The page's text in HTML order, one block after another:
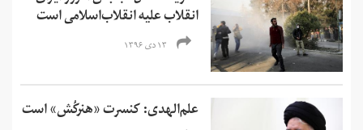
انقلاب علیه انقلاب‌اسلامی است
۱۳ دی ۱۳۹۶
علم‌الهدی: کنسرت «هنرکُش» است